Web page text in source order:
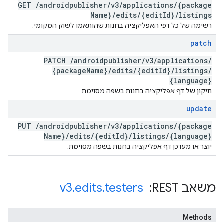
GET /androidpublisher/v3/applications/{package
Name}/edits/{editId}/listings
רשימה של כל דפי האפליקציה בחנות שהותאמו לשוק המקומי.
patch
PATCH /androidpublisher/v3/applications/
{packageName}/edits/{editId}/listings/
{language}
תיקון של דף אפליקציה בחנות בשפה מסוימת.
update
PUT /androidpublisher/v3/applications/{package
Name}/edits/{editId}/listings/{language}
יוצר או מעדכן דף אפליקציה בחנות בשפה מסוימת.
משאב REST: ‏ v3.edits.testers
Methods